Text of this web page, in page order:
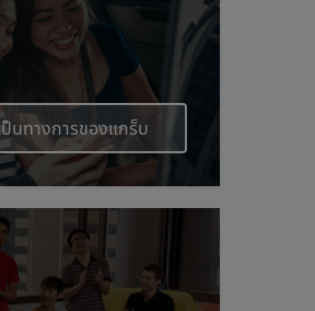
นทางการของแกร็บ